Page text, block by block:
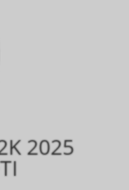
2025